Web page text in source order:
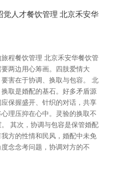
觉人才餐饮管理 北京禾安华
程餐饮管理 北京禾安华餐饮管
两边用心筹画。四肢爱情大
害在于协调、换取与包容。 北
取是婚配的基石。好多矛盾源
保握盛开、针织的对话，共享
理压抑在心中。灵验的换取不
其次，协调与包容是保管婚配
方的性情和民风，婚配中未免
念念考问题，协调对方的不